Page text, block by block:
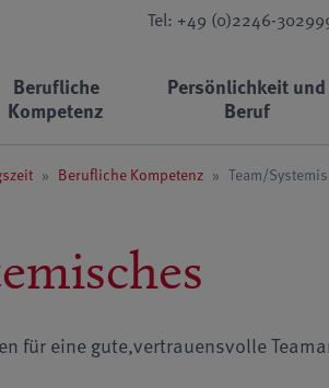
Tel: +49 (0)2246-
Berufliche
Kompetenz
Persönlichkeit und
Beruf
» Berufliche Kompetenz » Team/
für eine gute,vertrauensvolle